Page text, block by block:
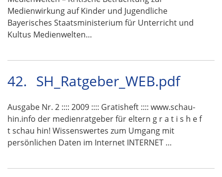
Medienwirkung auf Kinder und Jugendliche
Bayerisches Staatsministerium für Unterricht und
Kultus Medienwelten…
42. SH_Ratgeber_WEB.pdf
Ausgabe Nr. 2 :::: 2009 :::: Gratisheft :::: www.schau-
hin.info der medienratgeber für eltern g r a t i s h e f
t schau hin! Wissenswertes zum Umgang mit
persönlichen Daten im Internet INTERNET …